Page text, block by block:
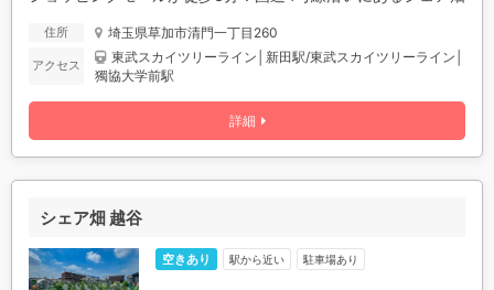
詳細
住所 埼玉県草加市清門一丁目260
アクセス 東武スカイツリーライン│新田駅/東武スカイツリーライン│
獨協大学前駅
シェア畑 越谷
空きあり 駅から近い 駐車場あり